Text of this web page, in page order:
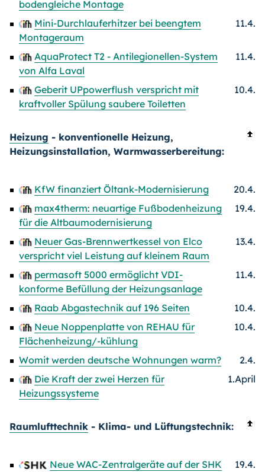
bodengleiche Montage
Mini-Durchlauferhitzer bei beengtem
Montageraum
11.4.
AquaProtect T2 - Antilegionellen-System
von Alfa Laval
11.4.
Geberit UPpowerflush verspricht mit
kraftvoller Spülung saubere Toiletten
10.4.
Heizung - konventionelle Heizung,
Heizungsinstallation, Warmwasserbereitung:
KfW finanziert Öltank-Modernisierung
20.4.
max4therm: neuartige Fußbodenheizung
für die Altbaumodernisierung
19.4.
Neuer Gas-Brennwertkessel von Elco
verspricht viel Leistung auf kleinem Raum
13.4.
permasoft 5000 ermöglicht VDI-
konforme Befüllung der Heizungsanlage
11.4.
Raab Abgastechnik auf 196 Seiten
10.4.
Neue Noppenplatte von REHAU für
Flächenheizung/-kühlung
10.4.
Womit werden deutsche Wohnungen warm?
2.4.
Die Kraft der zwei Herzen für
Heizungssysteme
1.April
Raumlufttechnik - Klima- und Lüftungstechnik:
Neue WAC-Zentralgeräte auf der SHK
19.4.